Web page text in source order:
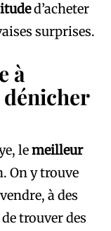
d’acheter
surprises.
à
lemeilleur
On y trouve
à des
trouver des